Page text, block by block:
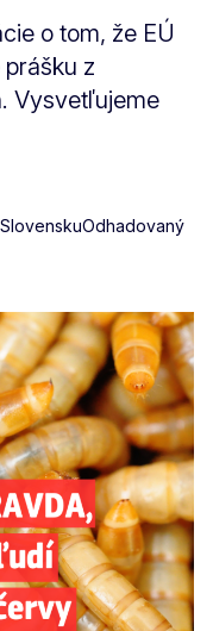
o tom, že EÚ
z
Vysvetľujeme
Odhadovaný